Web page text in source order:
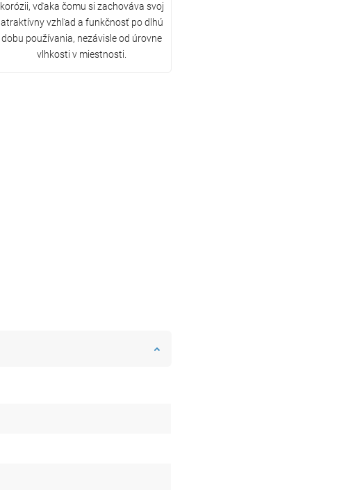
korózii, vďaka čomu si zachováva svoj
atraktívny vzhľad a funkčnosť po dlhú
dobu používania, nezávisle od úrovne
vlhkosti v miestnosti.